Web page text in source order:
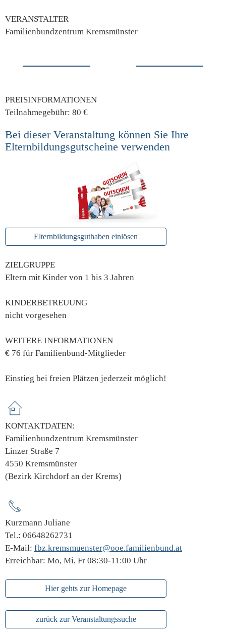
VERANSTALTER
Familienbundzentrum Kremsmünster
PREISINFORMATIONEN
Teilnahmegebühr: 80 €
Bei dieser Veranstaltung können Sie Ihre
Elternbildungsgutscheine verwenden
Elternbildungsguthaben einlösen
ZIELGRUPPE
Eltern mit Kinder von 1 bis 3 Jahren
KINDERBETREUUNG
nicht vorgesehen
WEITERE INFORMATIONEN
€ 76 für Familienbund-Mitglieder
Einstieg bei freien Plätzen jederzeit möglich!
KONTAKTDATEN:
Familienbundzentrum Kremsmünster
Linzer Straße 7
4550 Kremsmünster
(Bezirk Kirchdorf an der Krems)
Kurzmann Juliane
Tel.: 06648262731
E-Mail: fbz.kremsmuenster@ooe.familienbund.at
Erreichbar: Mo, Mi, Fr 08:30-11:00 Uhr
Hier gehts zur Homepage
zurück zur Veranstaltungssuche